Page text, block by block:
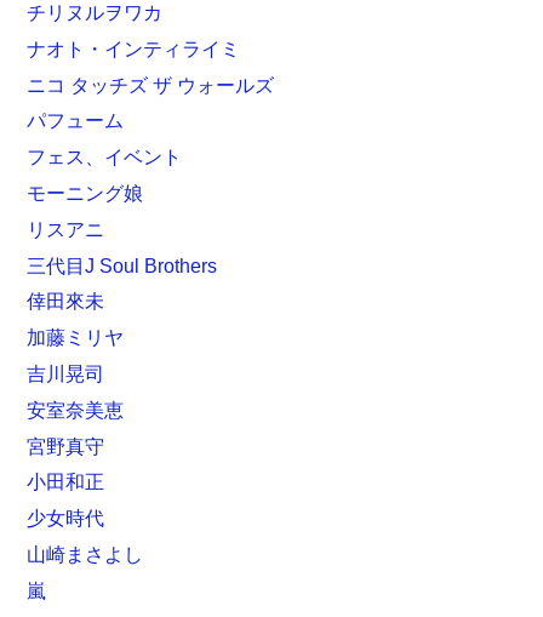
チリヌルヲワカ
ナオト・インティライミ
ニコ タッチズ ザ ウォールズ
パフューム
フェス、イベント
モーニング娘
リスアニ
三代目J Soul Brothers
倖田來未
加藤ミリヤ
吉川晃司
安室奈美恵
宮野真守
小田和正
少女時代
山崎まさよし
嵐